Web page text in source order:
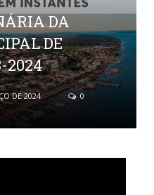
DA
DE
2024
DE 2024
0